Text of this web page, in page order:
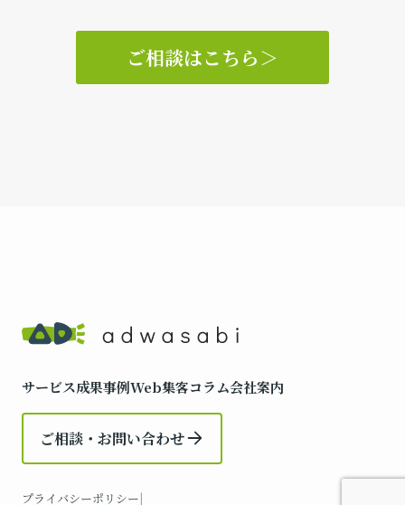
ご相談はこちら＞
サービス成果事例Web集客コラム会社案内
ご相談・お問い合わせ
プライバシーポリシー|